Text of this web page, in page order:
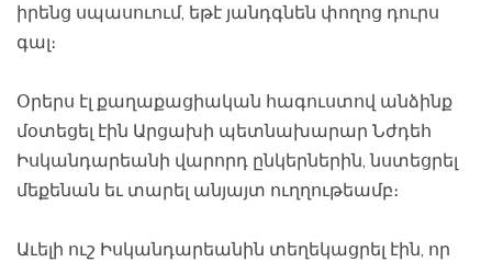
իրենց սպասուում, եթէ յանդգնեն փողոց դուրս
գալ։
Օրերս էլ քաղաքացիական հագուստով անձինք
մօտեցել էին Արցախի պետնախարար Նժդեհ
Իսկանդարեանի վարորդ ընկերներին, նստեցրել
մեքենան եւ տարել անյայտ ուղղութեամբ։
Աւելի ուշ Իսկանդարեանին տեղեկացրել էին, որ